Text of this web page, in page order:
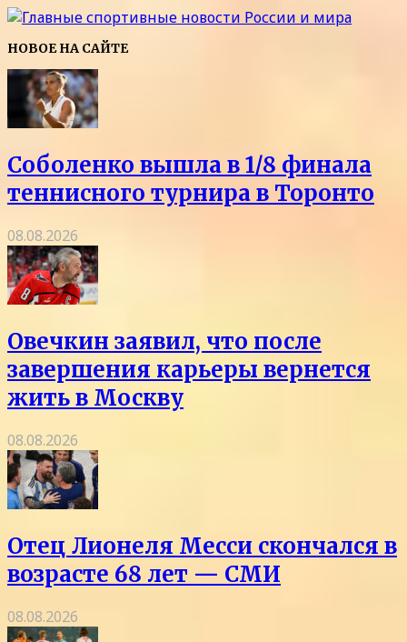
НОВОЕ НА САЙТЕ
Соболенко вышла в 1/8 финала
теннисного турнира в Торонто
08.08.2026
Овечкин заявил, что после
завершения карьеры вернется
жить в Москву
08.08.2026
Отец Лионеля Месси скончался в
возрасте 68 лет — СМИ
08.08.2026